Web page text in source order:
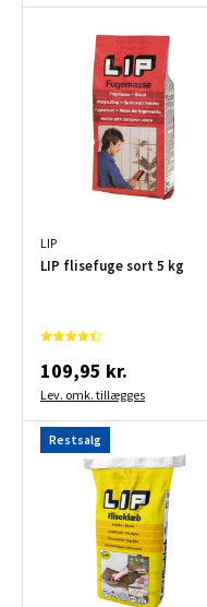
LIP
LIP flisefuge sort 5 kg
109,95 kr.
Lev. omk. tillægges
Restsalg